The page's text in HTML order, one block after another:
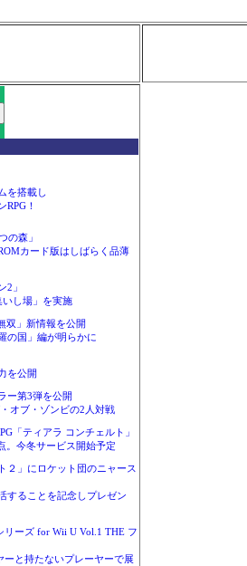
を搭載し
！
の森」
カード版はしばらく品薄
2」
し場」を実施
双」新情報を公開
の国」編が明らかに
を公開
ー第3弾を公開
オブ・ゾンビの2人対戦
「ティアラ コンチェルト」
。今冬サービス開始予定
２」にロケット団のニャース
することを記念しプレゼン
リーズ for Wii U Vol.1 THE フ
ーと持たないプレーヤーで展